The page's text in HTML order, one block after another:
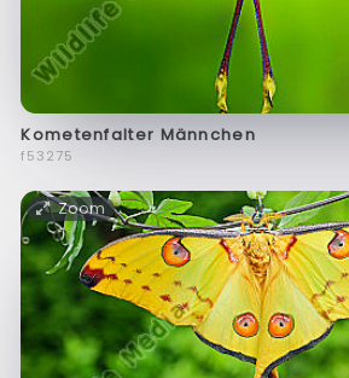
Kometenfalter Männchen
f53275
Zoom